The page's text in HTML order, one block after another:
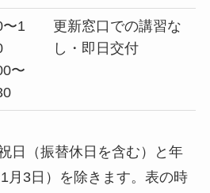
〜1
〜
更新窓口での講習な
し・即日交付
日（振替休日を含む）と年
月3日）を除きます。表の時